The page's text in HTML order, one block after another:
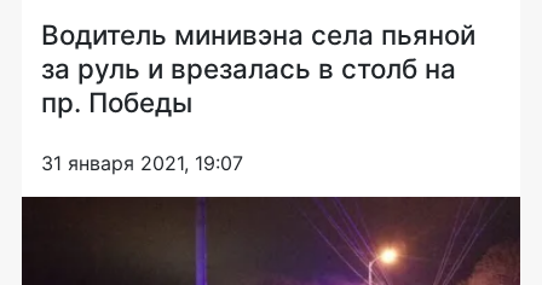
Водитель минивэна села пьяной
за руль и врезалась в столб на
пр. Победы
31 января 2021, 19:07